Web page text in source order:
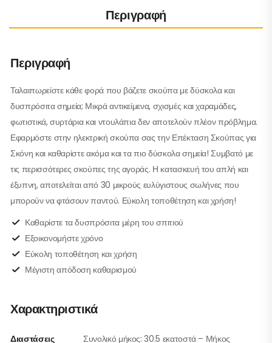
Περιγραφή
Περιγραφή
Ταλαιπωρείστε κάθε φορά που βάζετε σκούπα με δύσκολα και
δυσπρόσιτα σημεία; Μικρά αντικείμενα, σχισμές και χαραμάδες,
φωτιστικά, συρτάρια και ντουλάπια δεν αποτελούν πλέον πρόβλημα.
Εφαρμόστε στην ηλεκτρική σκούπα σας την Επέκταση Σκούπας για
Σκόνη και καθαρίστε ακόμα και τα πιο δύσκολα σημεία! Συμβατό με
τις περισσότερες σκούπες της αγοράς. Η κατασκευή του απλή και
έξυπνη, αποτελείται από 30 μικρούς ευλύγιστους σωλήνες που
μπορούν να φτάσουν παντού. Εύκολη τοποθέτηση και χρήση!
Καθαρίστε τα δυσπρόσιτα μέρη του σπιτιού
Εξοικονομήστε χρόνο
Εύκολη τοποθέτηση και χρήση
Μέγιστη απόδοση καθαρισμού
Χαρακτηριστικά
Διαστάσεις Συνολικό μήκος: 30.5 εκατοστά – Μήκος